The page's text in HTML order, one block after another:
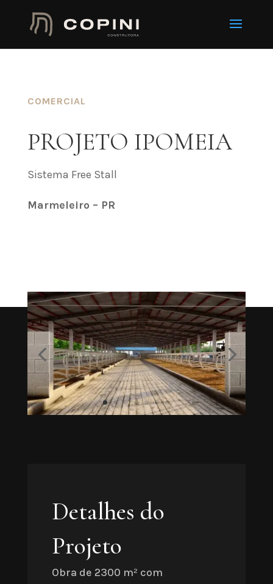
COMERCIAL
PROJETO IPOMEIA
Sistema Free Stall
Marmeleiro – PR
Detalhes do
Projeto
Obra de 2300 m² com